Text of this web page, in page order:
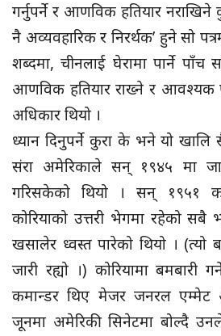
गर्नुपर्ने र आणविक हतियार
नै अव्यवहारिक र निरर्थक’ हुने सो
शब्दमा, चीनलाई घेरामा पार्ने पाँच
आणविक हतियार राख्ने र आवश्यक
अधिकार थियो ।
ध्यान दिनुपर्ने कुरा के भने यो खालि
संरा अमेरिकाले सन् १९४५ मा
गरिसकेको थियो । सन् १९५१
कोरियाको उत्तरी भेगमा रहेको सबै
खसालेर ध्वस्त पारेको थियो । (त्यो
जारी रह्यो ।) कोरियामा बमबारी
कमान्डर थिए मेजर जनरल
जूनमा अमेरिकी सिनेटमा बोल्दै